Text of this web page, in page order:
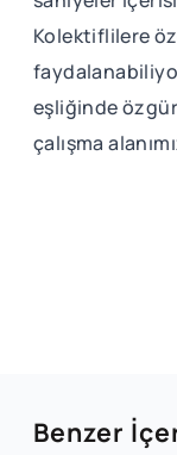
Kolektiflilere
eşliğinde
çalışma
Benzer